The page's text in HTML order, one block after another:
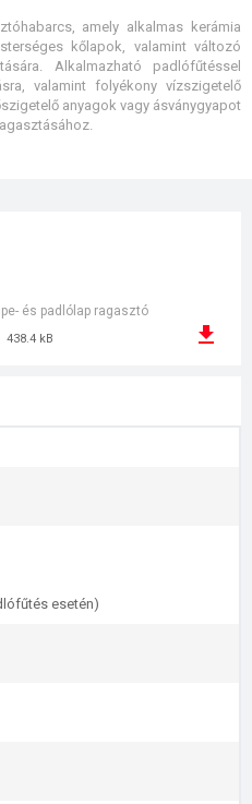
amely alkalmas kerámia
kőlapok, valamint változó
Alkalmazható padlófűtéssel
valamint folyékony vízszigetelő
anyagok vagy ásványgyapot
438.4 kB
és padlólap ragasztó
esetén)